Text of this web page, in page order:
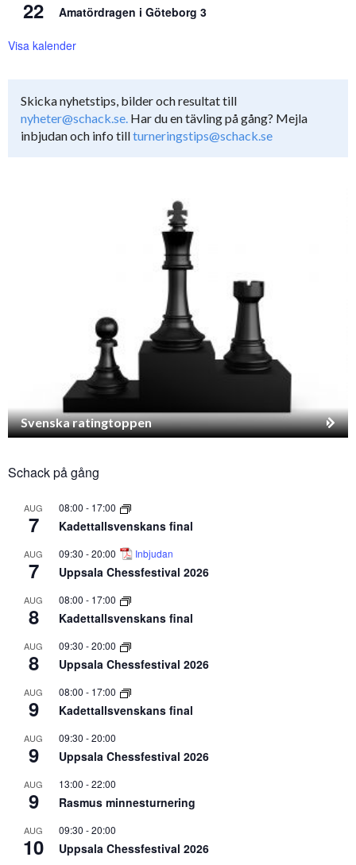
22 Amatördragen i Göteborg 3
Visa kalender
Skicka nyhetstips, bilder och resultat till
nyheter@schack.se. Har du en tävling på gång? Mejla
inbjudan och info tillturneringstips@schack.se
Svenska ratingtoppen
Schack på gång
AUG
7
08:00 - 17:00
Kadettallsvenskans final
AUG
7
09:30 -20:00 Inbjudan
Uppsala Chessfestival 2026
AUG
8
08:00 - 17:00
Kadettallsvenskans final
AUG
8
09:30 -20:00
Uppsala Chessfestival 2026
AUG
9
08:00 - 17:00
Kadettallsvenskans final
AUG
9
09:30 -20:00
Uppsala Chessfestival 2026
AUG
9
13:00 -22:00
Rasmus minnesturnering
AUG
10
09:30 -20:00
Uppsala Chessfestival 2026